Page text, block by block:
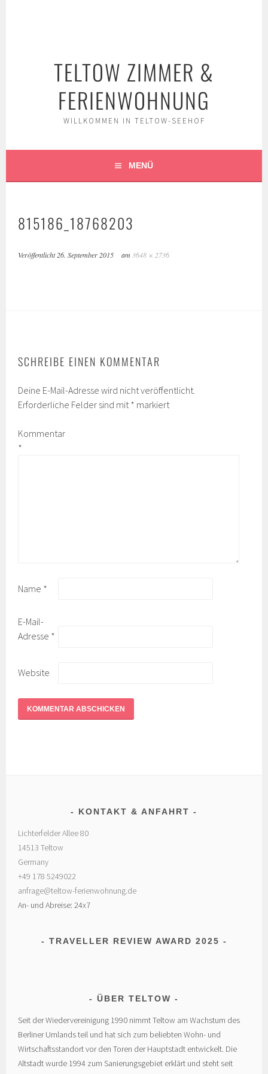
TELTOW ZIMMER &
FERIENWOHNUNG
WILLKOMMEN IN TELTOW-SEEHOF
MENÜ
815186_18768203
Veröffentlicht26. September 2015 am 3648 × 2736
SCHREIBE EINEN KOMMENTAR
Deine E-Mail-Adresse wird nicht veröffentlicht.
Erforderliche Felder sind mit * markiert
Kommentar
*
Name *
E-Mail-
Adresse *
Website
KONTAKT & ANFAHRT
Lichterfelder Allee 80
14513 Teltow
Germany
+49 178 5249022
anfrage@teltow-ferienwohnung.de
An- und Abreise: 24x7
TRAVELLER REVIEW AWARD 2025
ÜBER TELTOW
Seit der Wiedervereinigung 1990 nimmt Teltow am Wachstum des
Berliner Umlands teil und hat sich zum beliebten Wohn- und
Wirtschaftsstandort vor den Toren der Hauptstadt entwickelt. Die
Altstadt wurde 1994 zum Sanierungsgebiet erklärt und steht seit